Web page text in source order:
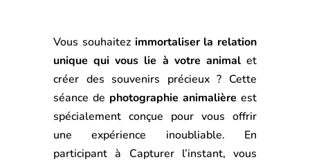
Vous souhaitez immortaliser la relation
unique qui vous lie à votre animalet
créer des souvenirs précieux ? Cette
séance de photographie animalière est
spécialement conçue pour vous offrir
une expérience inoubliable. En
participant à Capturer l’instant, vous